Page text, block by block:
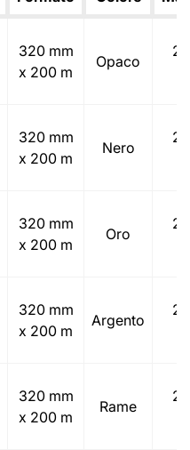
320 mm
x 200 m
Opaco
320 mm
x 200 m
Nero
320 mm
x 200 m
Oro
320 mm
x 200 m
Argento
320 mm
x 200 m
Rame